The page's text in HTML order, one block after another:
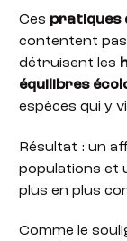
Ces pratiques
contentent pas
détruisent les
équilibres
espèces qui y
Résultat : un
populations et
plus en plus
Comme le